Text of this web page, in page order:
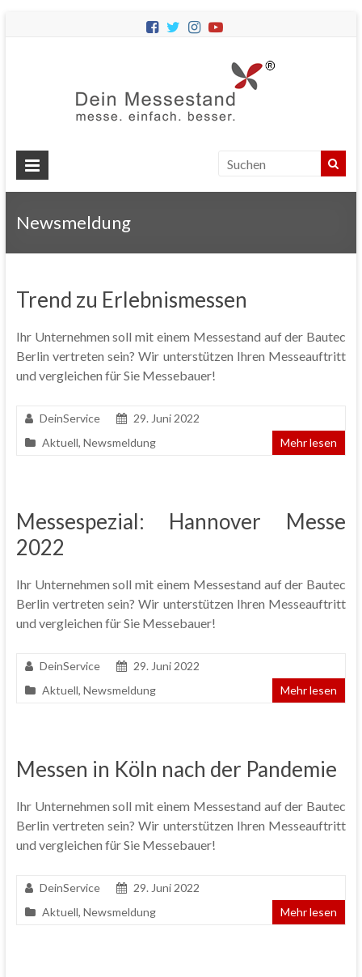
Messestände
für
Newsmeldung
Trend zu Erlebnismessen
Ihr Unternehmen soll mit einem Messestand auf der Bautec
Berlin vertreten sein? Wir unterstützen Ihren Messeauftritt
und vergleichen für Sie Messebauer!
DeinService
29. Juni 2022
Aktuell, Newsmeldung Mehr lesen
Messespezial: Hannover Messe
2022
Ihr Unternehmen soll mit einem Messestand auf der Bautec
Berlin vertreten sein? Wir unterstützen Ihren Messeauftritt
und vergleichen für Sie Messebauer!
DeinService
29. Juni 2022
Aktuell, Newsmeldung Mehr lesen
Messen in Köln nach der Pandemie
Ihr Unternehmen soll mit einem Messestand auf der Bautec
Berlin vertreten sein? Wir unterstützen Ihren Messeauftritt
und vergleichen für Sie Messebauer!
DeinService
29. Juni 2022
Aktuell, Newsmeldung Mehr lesen